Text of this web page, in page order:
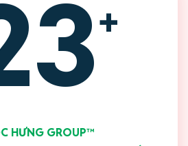
+
HƯNG GROUP™